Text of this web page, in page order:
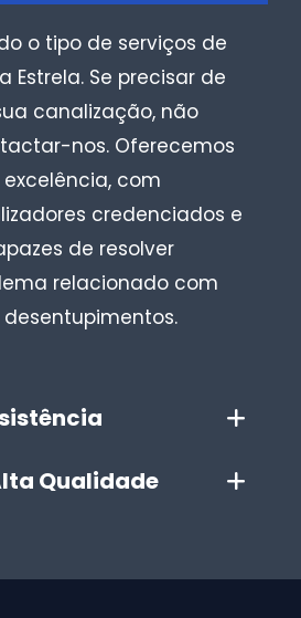
o tipo de serviços de
Estrela. Se precisar de
canalização, não
nos. Oferecemos
com
credenciados e
de resolver
relacionado com
Qualidade